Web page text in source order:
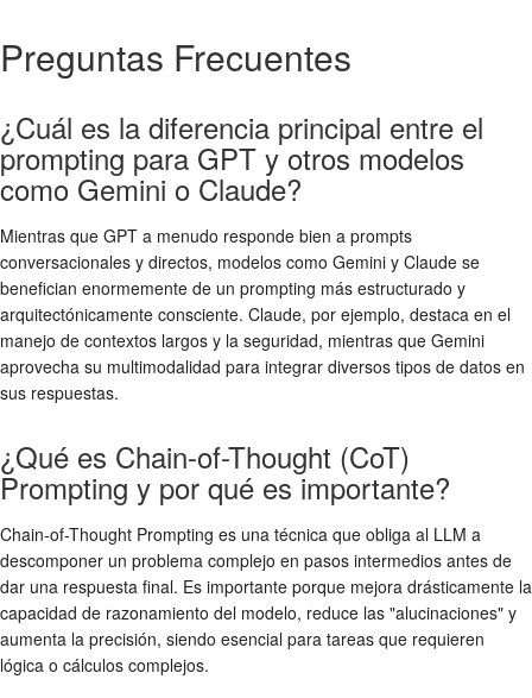
Preguntas Frecuentes
¿Cuál es la diferencia principal entre el
prompting para GPT y otros modelos
como Gemini o Claude?
Mientras que GPT a menudo responde bien a prompts
conversacionales y directos, modelos como Gemini y Claude se
benefician enormemente de un prompting más estructurado y
arquitectónicamente consciente. Claude, por ejemplo, destaca en el
manejo de contextos largos y la seguridad, mientras que Gemini
aprovecha su multimodalidad para integrar diversos tipos de datos en
sus respuestas.
¿Qué es Chain-of-Thought (CoT)
Prompting y por qué es importante?
Chain-of-Thought Prompting es una técnica que obliga al LLM a
descomponer un problema complejo en pasos intermedios antes de
dar una respuesta final. Es importante porque mejora drásticamente la
capacidad de razonamiento del modelo, reduce las "alucinaciones" y
aumenta la precisión, siendo esencial para tareas que requieren
lógica o cálculos complejos.